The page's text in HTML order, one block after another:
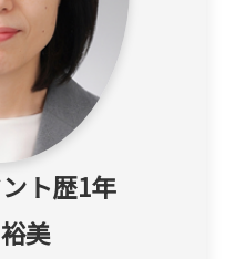
ト歴1年
美